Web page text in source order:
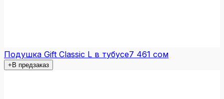
Подушка Gift Classic L в тубусе7 461 сом
+В предзаказ